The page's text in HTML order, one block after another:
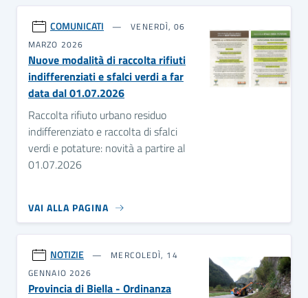
COMUNICATI
VENERDÌ, 06
MARZO 2026
Nuove modalità di raccolta rifiuti
indifferenziati e sfalci verdi a far
data dal 01.07.2026
Raccolta rifiuto urbano residuo
indifferenziato e raccolta di sfalci
verdi e potature: novità a partire al
01.07.2026
VAI ALLA PAGINA
NOTIZIE
MERCOLEDÌ, 14
GENNAIO 2026
Provincia di Biella - Ordinanza